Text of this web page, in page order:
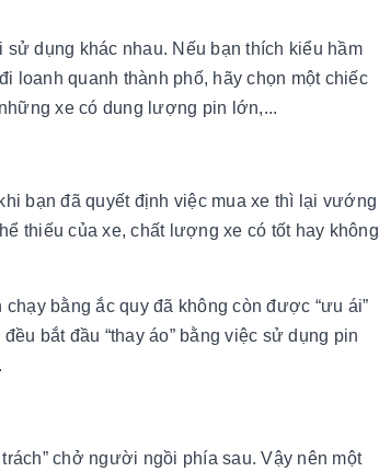
dụng khác nhau. Nếu bạn thích kiểu hầm
loanh quanh thành phố, hãy chọn một chiếc
xe có dung lượng pin lớn,...
bạn đã quyết định việc mua xe thì lại vướng
thiếu của xe, chất lượng xe có tốt hay không
bằng ắc quy đã không còn được “ưu ái”
bắt đầu “thay áo” bằng việc sử dụng pin
chở người ngồi phía sau. Vậy nên một